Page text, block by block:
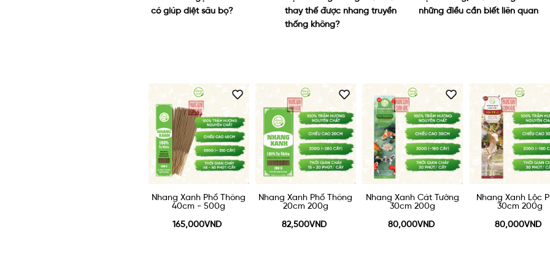
thay thế được nhang truyền
những điều cần biết liên quan
trọng nhất trong ngày giỗ tổ
Nhang Xanh Phổ Thông
20cm 200g
82,500VND
Nhang Xanh Cát Tường
30cm 200g
80,000VND
Nhang Xanh Lộc Phát
30cm 200g
80,000VND
Nhang Xanh An
30cm 200g
70,000VND